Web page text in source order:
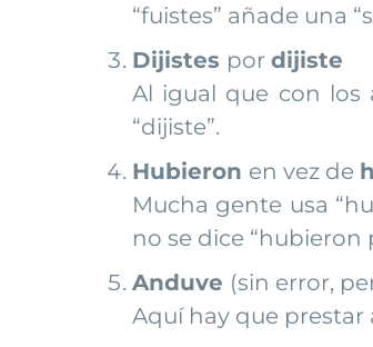
“fuistes” añade una
Dijistes por dijiste
Al igual que con los
“dijiste”.
Hubieron en vez de
Mucha gente usa
no se dice “hubieron
Anduve (sin error,
Aquí hay que